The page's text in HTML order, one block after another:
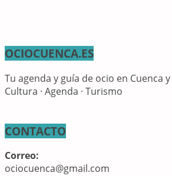
OCIOCUENCA.ES
Tu agenda y guía de ocio en Cuenca
Cultura · Agenda · Turismo
CONTACTO
Correo:
ociocuenca@gmail.com